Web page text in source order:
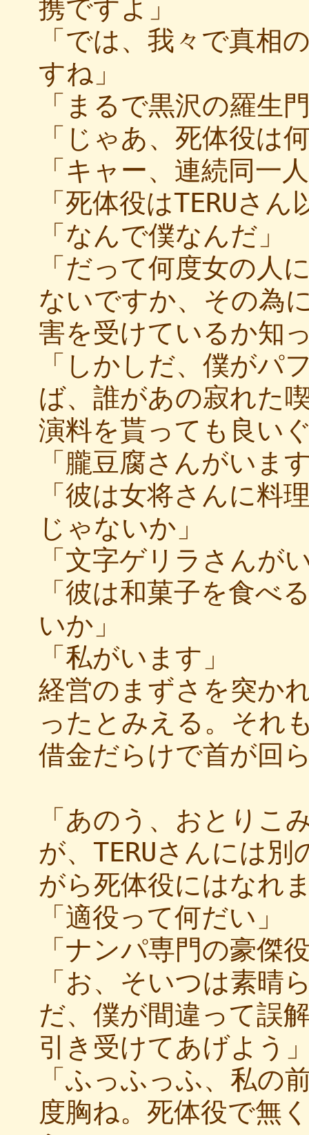
携ですよ」
「では、我々で真相
すね」
「まるで黒沢の羅生
「じゃあ、死体役は
「キャー、連続同一
「死体役はTERUさ
「なんで僕なんだ」
「だって何度女の人
ないですか、その為
害を受けているか知
「しかしだ、僕がパ
ば、誰があの寂れた
演料を貰っても良い
「朧豆腐さんがいま
「彼は女将さんに料
じゃないか」
「文字ゲリラさんが
「彼は和菓子を食べ
いか」
「私がいます」
経営のまずさを突か
ったとみえる。それ
借金だらけで首が回
「あのう、おとりこ
が、TERUさんには
がら死体役にはなれ
「適役って何だい」
「ナンパ専門の豪傑
「お、そいつは素晴
だ、僕が間違って誤
引き受けてあげよう
「ふっふっふ、私の
度胸ね。死体役で無